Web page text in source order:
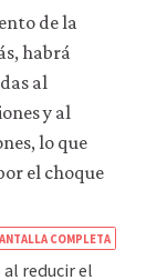
COMPLETA
reducir el